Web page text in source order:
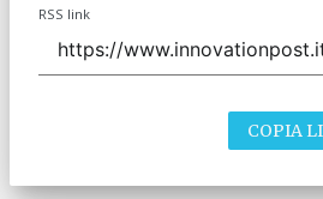
RSS link
COPIA